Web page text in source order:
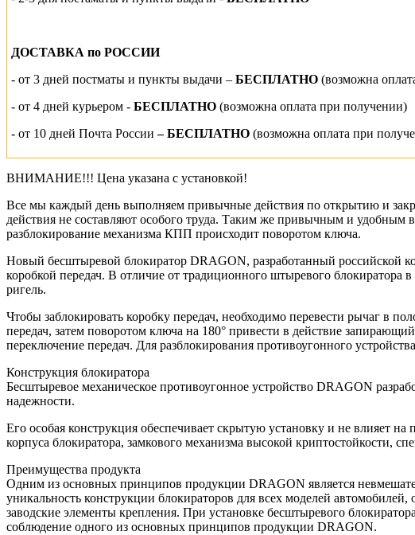
ДОСТАВКА по РОССИИ
- от 3 дней постматы и пункты выдачи – БЕСПЛАТНО (возможна
- от 4 дней курьером - БЕСПЛАТНО (возможна оплата при получении)
- от 10 дней Почта России – БЕСПЛАТНО (возможна оплата при
ВНИМАНИЕ!!! Цена указана с установкой!
Все мы каждый день выполняем привычные действия по открытию и
действия не составляют особого труда. Таким же привычным и удобным
разблокирование механизма КПП происходит поворотом ключа.
Новый бесштыревой блокиратор DRAGON, разработанный российской
коробкой передач. В отличие от традиционного штыревого
ригель.
Чтобы заблокировать коробку передач, необходимо перевести рычаг в
передач, затем поворотом ключа на 180° привести в действие
переключение передач. Для разблокирования противоугонного
Конструкция блокиратора
Бесштыревое механическое противоугонное устройство DRAGON
надежности.
Его особая конструкция обеспечивает скрытую установку и не влияет
корпуса блокиратора, замкового механизма высокой криптостойкости,
Преимущества продукта
Одним из основных принципов продукции DRAGON является
уникальность конструкции блокираторов для всех моделей
заводские элементы крепления. При установке бесштыревого
соблюдение одного из основных принципов продукции DRAGON.